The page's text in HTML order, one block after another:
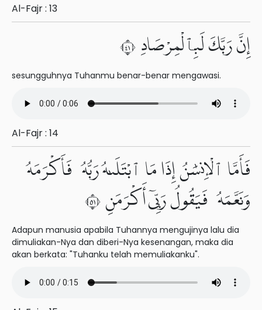
Al-Fajr : 13
إِنَّ رَبَّكَ لَبِٱلْمِرْصَادِ ١٤
sesungguhnya Tuhanmu benar-benar mengawasi.
Al-Fajr : 14
فَأَمَّا ٱلْإِنسَٰنُ إِذَا مَا ٱبْتَلَىٰهُ رَبُّهُۥ فَأَكْرَمَهُۥ
وَنَعَّمَهُۥ فَيَقُولُ رَبِّىٓ أَكْرَمَنِ ١٥
Adapun manusia apabila Tuhannya mengujinya lalu dia
dimuliakan-Nya dan diberi-Nya kesenangan, maka dia
akan berkata: "Tuhanku telah memuliakanku".